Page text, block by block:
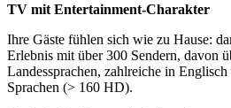
TV mit Entertainment-Charakter
Ihre Gäste fühlen sich wie zu Hause:
Erlebnis mit über 300 Sendern, davon
Landessprachen, zahlreiche in
Sprachen (> 160 HD).